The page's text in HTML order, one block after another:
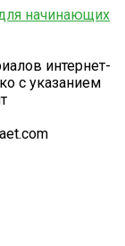
начинающих
интернет-
с указанием